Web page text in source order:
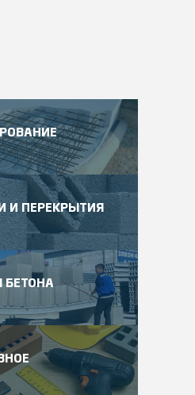
И ПЕРЕКРЫТИЯ
БЕТОНА